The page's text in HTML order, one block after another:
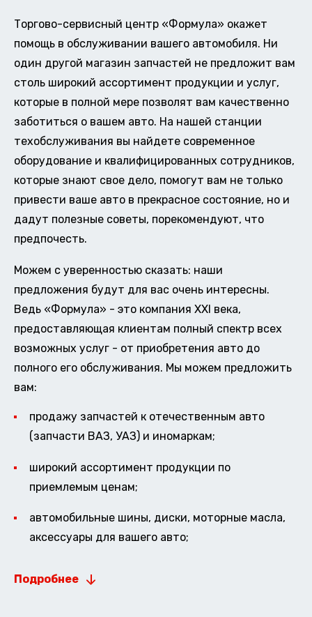
Торгово-сервисный центр «Формула» окажет
помощь в обслуживании вашего автомобиля. Ни
один другой магазин запчастей не предложит вам
столь широкий ассортимент продукции и услуг,
которые в полной мере позволят вам качественно
заботиться о вашем авто. На нашей станции
техобслуживания вы найдете современное
оборудование и квалифицированных сотрудников,
которые знают свое дело, помогут вам не только
привести ваше авто в прекрасное состояние, но и
дадут полезные советы, порекомендуют, что
предпочесть.
Можем с уверенностью сказать: наши
предложения будут для вас очень интересны.
Ведь «Формула» - это компания XXI века,
предоставляющая клиентам полный спектр всех
возможных услуг - от приобретения авто до
полного его обслуживания. Мы можем предложить
вам:
продажу запчастей к отечественным авто
(запчасти ВАЗ, УАЗ) и иномаркам;
широкий ассортимент продукции по
приемлемым ценам;
автомобильные шины, диски, моторные масла,
аксессуары для вашего авто;
Подробнее